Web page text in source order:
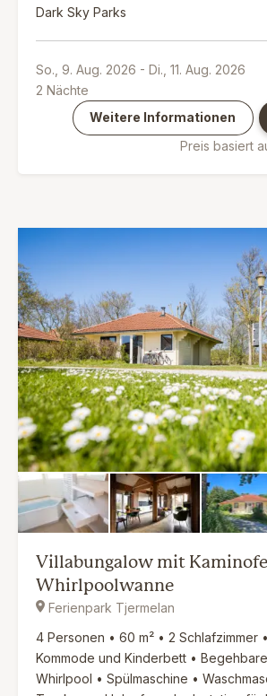
Dark Sky Parks
So., 9. Aug. 2026 - Di., 11. Aug. 2026
2 Nächte
Weitere Informationen
Preis basiert
Villabungalow mit
Whirlpoolwanne
Ferienpark Tjermelan
4 Personen • 60 m² • 2 Schlafzimmer
Kommode und Kinderbett •
Whirlpool • Spülmaschine •